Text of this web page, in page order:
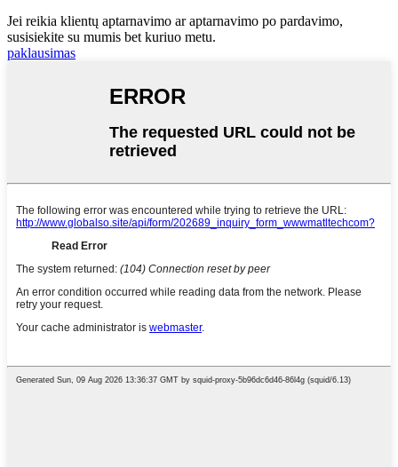
Jei reikia klientų aptarnavimo ar aptarnavimo po pardavimo,
susisiekite su mumis bet kuriuo metu.
paklausimas